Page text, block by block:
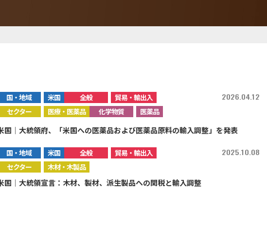
国・地域 米国 全般
貿易・輸出入
セクター
医療・医薬品 化学物質 医薬品
2026.04.12
国｜大統領府、「米国への医薬品および医薬品原料の輸入調整」を発表
国・地域 米国 全般
貿易・輸出入
セクター
木材・木製品
2025.10.08
国｜大統領宣言：木材、製材、派生製品への関税と輸入調整